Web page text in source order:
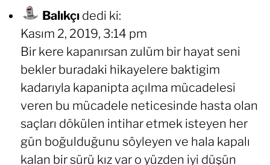
Balıkçı dedi ki:
Kasım 2, 2019, 3:14 pm
Bir kere kapanırsan zulüm bir hayat seni
bekler buradaki hikayelere baktigim
kadarıyla kapanipta açılma mücadelesi
veren bu mücadele neticesinde hasta olan
saçları dökülen intihar etmek isteyen her
gün boğulduğunu söyleyen ve hala kapalı
kalan bir sürü kız var o yüzden iyi düşün